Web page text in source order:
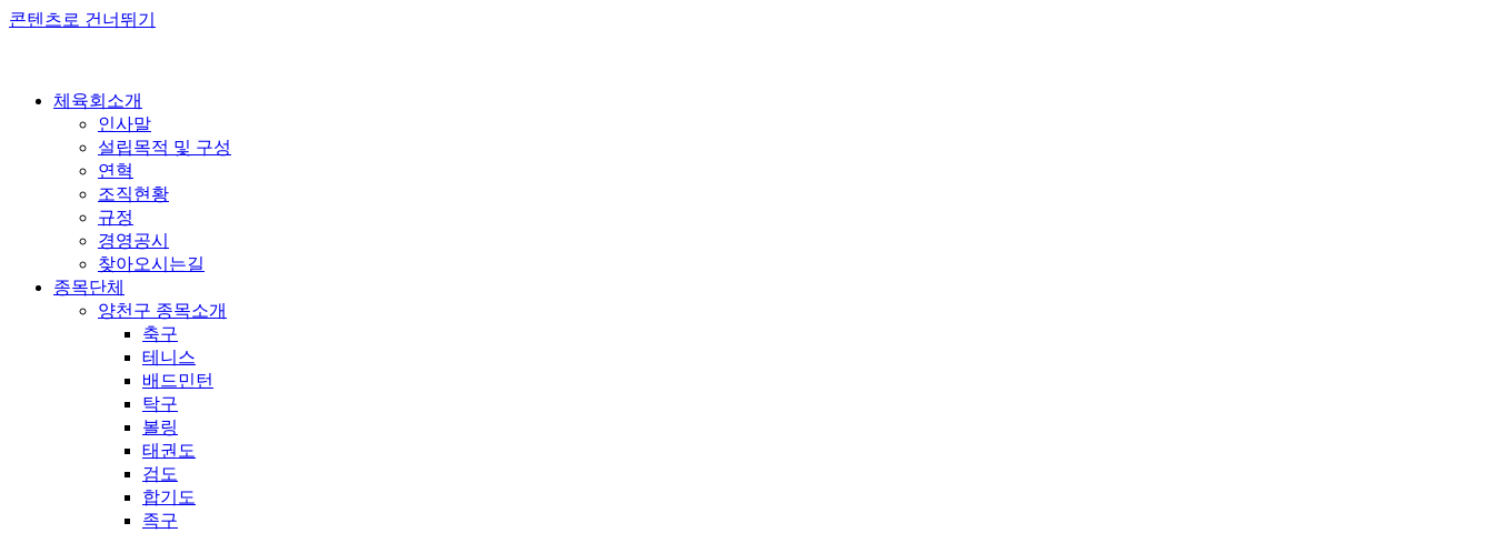
콘텐츠로 건너뛰기
체육회소개
인사말
설립목적 및 구성
연혁
조직현황
규정
경영공시
찾아오시는길
종목단체
양천구 종목소개
축구
테니스
배드민턴
탁구
볼링
태권도
검도
합기도
족구